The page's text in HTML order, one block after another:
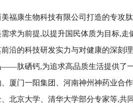
福康生物科技有限公司打造的专攻
求为前提,以提升国民体质为目标,
沿的科技研发实力与对健康的深刻
——肽硒钙,为追求高品质生活提供了
厦门一阳集团、河南神州神药业合
北京大学、清华大学部分专家等,共